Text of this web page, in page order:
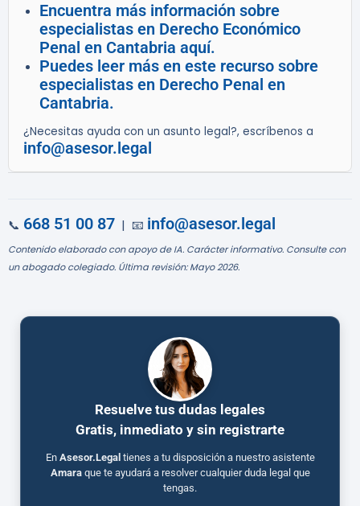
Encuentra más información sobre
especialistas en Derecho Económico
Penal en Cantabria aquí.
Puedes leer más en este recurso sobre
especialistas en Derecho Penal en
Cantabria.
¿Necesitas ayuda con un asunto legal?, escríbenos a
info@asesor.legal
📞 668 51 00 87 | 📧 info@asesor.legal
Contenido elaborado con apoyo de IA. Carácter informativo. Consulte con
un abogado colegiado. Última revisión: Mayo 2026.
Resuelve tus dudas legales
Gratis, inmediato y sin registrarte
En Asesor.Legal tienes a tu disposición a nuestro asistente
Amaraque te ayudará a resolver cualquier duda legal que
tengas.